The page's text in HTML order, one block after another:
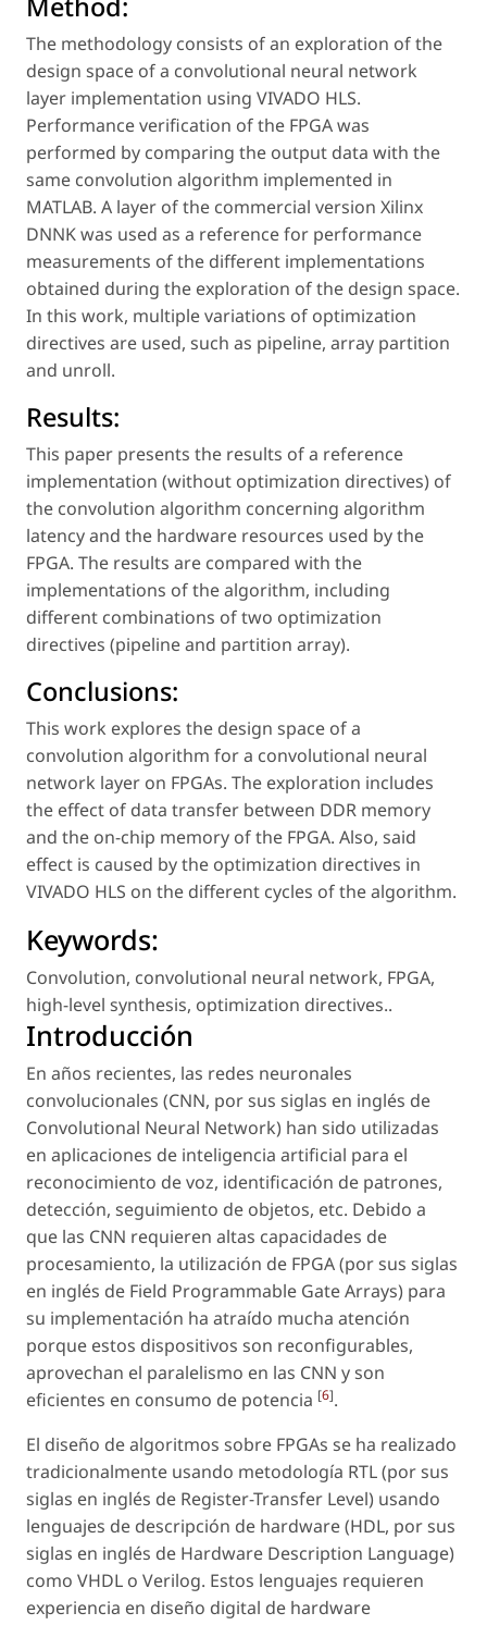
The methodology consists of an exploration of the
design space of a convolutional neural network
layer implementation using VIVADO HLS.
Performance verification of the FPGA was
performed by comparing the output data with the
same convolution algorithm implemented in
MATLAB. A layer of the commercial version Xilinx
DNNK was used as a reference for performance
measurements of the different implementations
obtained during the exploration of the design space.
In this work, multiple variations of optimization
directives are used, such as pipeline, array partition
and unroll.
Results:
This paper presents the results of a reference
implementation (without optimization directives) of
the convolution algorithm concerning algorithm
latency and the hardware resources used by the
FPGA. The results are compared with the
implementations of the algorithm, including
different combinations of two optimization
directives (pipeline and partition array).
Conclusions:
This work explores the design space of a
convolution algorithm for a convolutional neural
network layer on FPGAs. The exploration includes
the effect of data transfer between DDR memory
and the on-chip memory of the FPGA. Also, said
effect is caused by the optimization directives in
VIVADO HLS on the different cycles of the algorithm.
Keywords:
Convolution, convolutional neural network, FPGA,
high-level synthesis, optimization directives..
Introducción
En años recientes, las redes neuronales
convolucionales (CNN, por sus siglas en inglés de
Convolutional Neural Network) han sido utilizadas
en aplicaciones de inteligencia artificial para el
reconocimiento de voz, identificación de patrones,
detección, seguimiento de objetos, etc. Debido a
que las CNN requieren altas capacidades de
procesamiento, la utilización de FPGA (por sus siglas
en inglés de Field Programmable Gate Arrays) para
su implementación ha atraído mucha atención
porque estos dispositivos son reconfigurables,
aprovechan el paralelismo en las CNN y son
eficientes en consumo de potencia [6].
El diseño de algoritmos sobre FPGAs se ha realizado
tradicionalmente usando metodología RTL (por sus
siglas en inglés de Register-Transfer Level) usando
lenguajes de descripción de hardware(HDL, por sus
siglas en inglés de Hardware Description Language)
como VHDL o Verilog. Estos lenguajes requieren
experiencia en diseño digital de hardware